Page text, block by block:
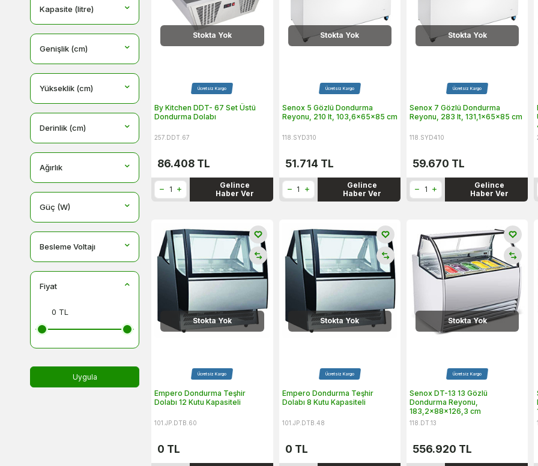
Kapasite (litre)
Genişlik (cm)
Yükseklik (cm)
Derinlik (cm)
Ağırlık
Güç (W)
Besleme Voltajı
Fiyat
Uygula
Stokta Yok
Ücretsiz Kargo
By Kitchen DDT- 67 Set Üstü
Dondurma Dolabı
257.DDT.67
86.408 TL
Gelince
Haber Ver
Stokta Yok
Ücretsiz Kargo
Senox 5 Gözlü Dondurma
Reyonu, 210 lt, 103,6x65x85 cm
118.SYD310
51.714 TL
Gelince
Haber Ver
Stokta Yok
Ücretsiz Kargo
Senox 7 Gözlü Dondurma
Reyonu, 283 lt, 131,1x65x85 cm
118.SYD410
59.670 TL
Gelince
Haber Ver
Stokta Yok
Ücretsiz Kargo
Empero Dondurma Teşhir
Dolabı 12 Kutu Kapasiteli
101.JP.DTB.60
0 TL
Stokta Yok
Ücretsiz Kargo
Empero Dondurma Teşhir
Dolabı 8 Kutu Kapasiteli
101.JP.DTB.48
0 TL
Stokta Yok
Ücretsiz Kargo
Senox DT-13 13 Gözlü
Dondurma Reyonu,
183,2x88x126,3 cm
118.DT.13
556.920 TL